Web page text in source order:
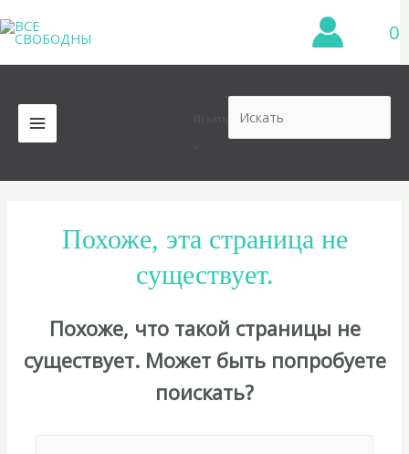
к
содержимому
0
MAIN
MENU
Похоже, эта страница не
существует.
Похоже, что такой страницы не
существует. Может быть попробуете
поискать?